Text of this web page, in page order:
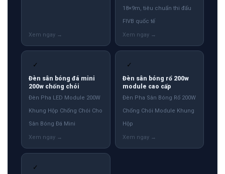
18×9m, tiêu chuẩn thi đấu
FIVB quốc tế
✓
Đèn sân bóng đá mini
200w chống chói
Đèn Pha LED Module 200W
Khung Hộp Chống Chói Cho
Sân Bóng Đá Mini
✓
Đèn sân bóng rổ 200w
module cao cấp
Đèn Pha Sân Bóng Rổ 200W
Chống Chói Module Khung
Hộp
✓